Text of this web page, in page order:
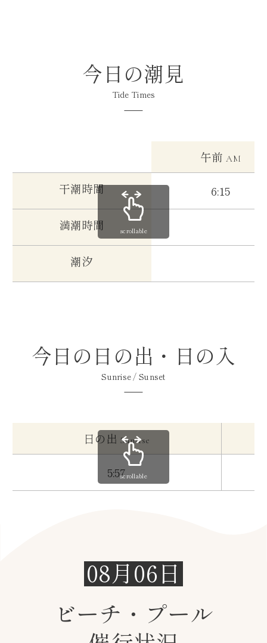
今日の潮見
Tide Times
午前 AM
干潮時間 6:15
満潮時間
潮汐
scrollable
今日の日の出・日の入
Sunrise / Sunset
日の出 Sunrise
5:57scrollable
08月06日
ビーチ・プール